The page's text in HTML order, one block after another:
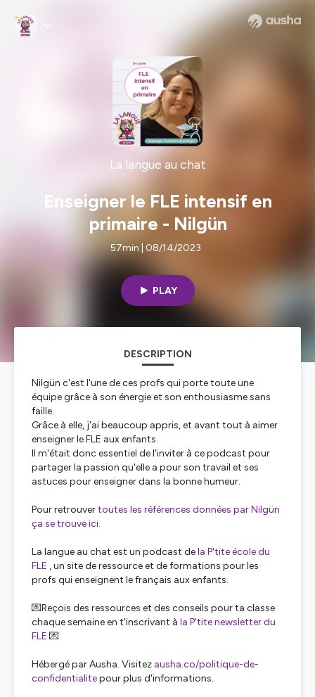
La langue au chat
Enseigner le FLE intensif en
primaire - Nilgün
57min | 08/14/2023
PLAY
DESCRIPTION
Nilgün c'est l'une de ces profs qui porte toute une
équipe grâce à son énergie et son enthousiasme sans
faille.
Grâce à elle, j'ai beaucoup appris, et avant tout à aimer
enseigner le FLE aux enfants.
Il m'était donc essentiel de l'inviter à ce podcast pour
partager la passion qu'elle a pour son travail et ses
astuces pour enseigner dans la bonne humeur.
Pour retrouvertoutes les références données par Nilgün
ça se trouve ici.
La langue au chat est un podcast dela P'tite école du
FLE , un site de ressource et de formations pour les
profs qui enseignent le français aux enfants.
💌Reçois des ressources et des conseils pour ta classe
chaque semaine en t'inscrivant à la P'tite newsletter du
FLE 💌
Hébergé par Ausha. Visitez ausha.co/politique-de-
confidentialitepour plus d'informations.